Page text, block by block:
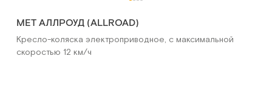
MET АЛЛРОУД (ALLROAD)
Кресло-коляска электроприводное, с максимальной
скоростью 12 км/ч